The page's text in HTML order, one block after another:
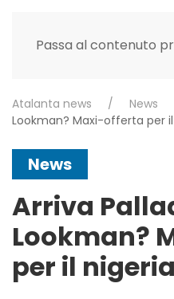
Passa al contenuto
Atalanta news News
Lookman? Maxi-offerta per
News
Arriva
Lookman?
per il